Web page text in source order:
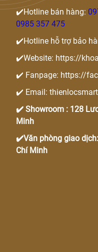
✔️Hotline bán hàng:
0985 357 475
✔️Hotline hỗ trợ bảo
✔️Website: https://
✔️ Fanpage: https://
✔️ Email:
✔️ Showroom : 128
Minh
✔️Văn phòng giao dịch:
Chí Minh